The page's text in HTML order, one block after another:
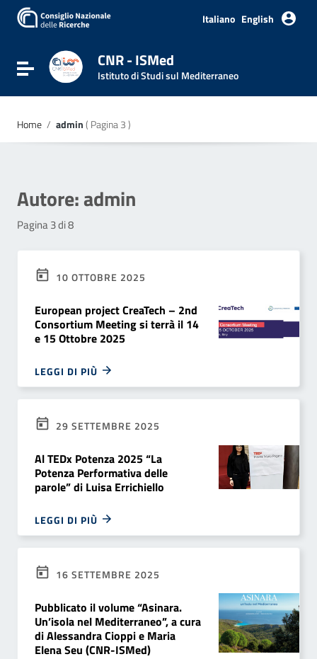
Vai ai contenuti
Vai al menu di navigazione
Vai al footer
Italiano English
Attiva / disattiva la navigazione
CNR - ISMed
Istituto di Studi sul Mediterraneo
Home / admin( Pagina 3 )
Autore:admin
Pagina 3 di 8
10 OTTOBRE 2025
European project CreaTech – 2nd
Consortium Meeting si terrà il 14
e 15 Ottobre 2025
LEGGI DI PIÙ
29 SETTEMBRE 2025
Al TEDx Potenza 2025 “La
Potenza Performativa delle
parole” di Luisa Errichiello
LEGGI DI PIÙ
16 SETTEMBRE 2025
Pubblicato il volume “Asinara.
Un’isola nel Mediterraneo”, a cura
di Alessandra Cioppi e Maria
Elena Seu (CNR-ISMed)